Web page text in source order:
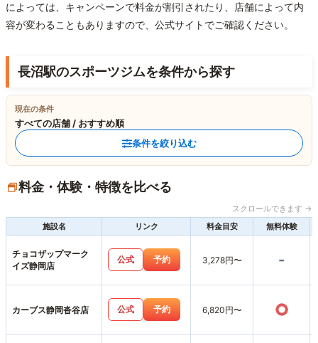
によっては、キャンペーンで料金が割引されたり、店舗によって内
容が変わることもありますので、公式サイトでご確認ください。
長沼駅のスポーツジムを条件から探す
現在の条件
すべての店舗 / おすすめ順
条件を絞り込む
料金・体験・特徴を比べる
スクロールできます →
施設名
リンク 料金目安 無料体験
チョコザップマーク
イズ静岡店
公式 予約 3,278円〜 -
カーブス静岡沓谷店 公式 予約 6,820円〜 ○